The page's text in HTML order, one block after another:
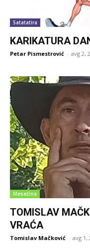
Satatatira
KARIKATURA
Petar Pismestrović - avg 2,
Mesečina
TOMISLAV
VRAĆA
Tomislav Mačković - avg 1,